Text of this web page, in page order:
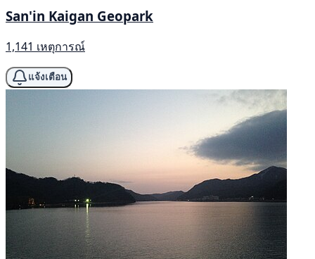
San'in Kaigan Geopark
1,141 เหตุการณ์
แจ้งเตือน